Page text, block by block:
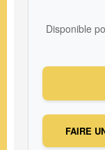
Disponible
FAIRE